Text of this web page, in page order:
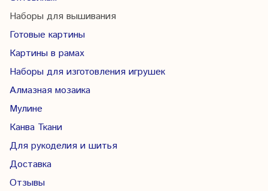
Наборы для вышивания
Готовые картины
Картины в рамах
Наборы для изготовления игрушек
Алмазная мозаика
Мулине
Канва Ткани
Для рукоделия и шитья
Доставка
Отзывы